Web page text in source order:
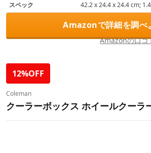
スペック
‎42.2 x 24.4 x 24.4 cm;
Amazonで詳細を調べ
Amazonの口コ
12%OFF
Coleman
クーラーボックス ホイールクーラ